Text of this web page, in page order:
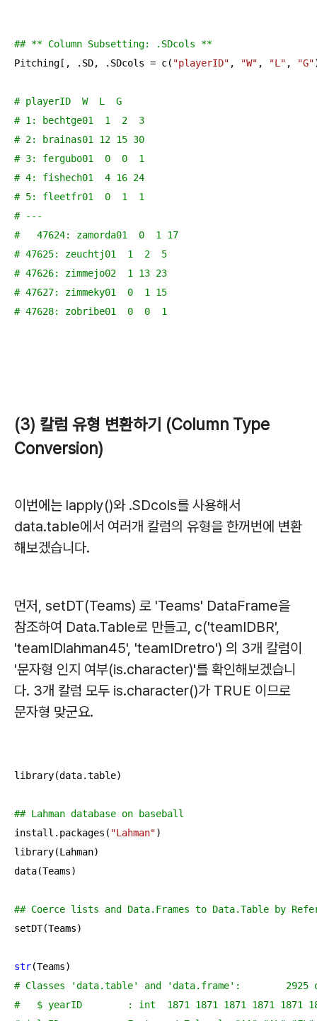
## ** Column Subsetting: .SDcols **
Pitching[, .SD, .SDcols = c( "playerID" , "W" , "L" , "G"
# playerID  W  L  G
# 1: bechtge01  1  2  3
# 2: brainas01 12 15 30
# 3: fergubo01  0  0  1
# 4: fishech01  4 16 24
# 5: fleetfr01  0  1  1
# ---
#   47624: zamorda01  0  1 17
# 47625: zeuchtj01  1  2  5
# 47626: zimmejo02  1 13 23
# 47627: zimmeky01  0  1 15
# 47628: zobribe01  0  0  1
(3) 칼럼 유형 변환하기 (Column Type
Conversion)
이번에는 lapply()와 .SDcols를 사용해서
data.table에서 여러개 칼럼의 유형을 한꺼번에 변환
해보겠습니다.
먼저, setDT(Teams) 로 'Teams' DataFrame을
참조하여 Data.Table로 만들고, c('teamIDBR',
'teamIDlahman45', 'teamIDretro') 의 3개 칼럼이
'문자형 인지 여부(is.character)'를 확인해보겠습니
다. 3개 칼럼 모두 is.character()가 TRUE 이므로
문자형 맞군요.
library(data.table)
## Lahman database on baseball
install.packages( "Lahman")
library(Lahman)
data(Teams)
## Coerce lists and Data.Frames to Data.Table by
setDT(Teams)
str
# Classes
#   $ yearID        : int  1871 1871 1871 1871 1871